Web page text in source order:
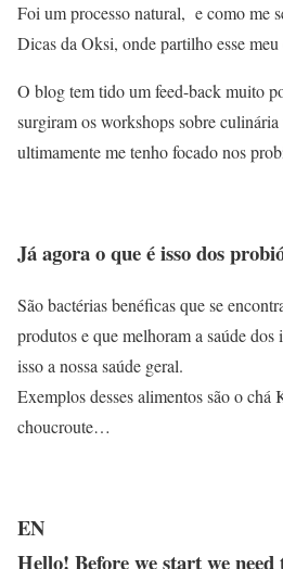
Foi um processo natural, e como me
Dicas da Oksi, onde partilho esse
O blog tem tido um feed-back muito
surgiram os workshops sobre
ultimamente me tenho focado nos
Já agora o que é isso dos
São bactérias benéficas que se
produtos e que melhoram a saúde
isso a nossa saúde geral.
Exemplos desses alimentos são o
choucroute…
EN
Hello! Before we start we